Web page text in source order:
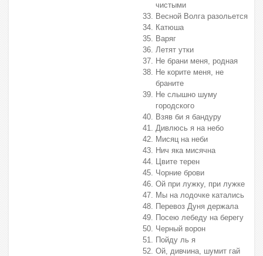
чистыми
Весной Волга разольется
Катюша
Варяг
Летят утки
Не брани меня, родная
Не корите меня, не
браните
Не слышно шуму
городского
Взяв би я бандуру
Дивлюсь я на небо
Мисяц на неби
Нич яка мисячна
Цвите терен
Чорние брови
Ой при лужку, при лужке
Мы на лодочке катались
Перевоз Дуня держала
Посею лебеду на берегу
Черный ворон
Пойду ль я
Ой, дивчина, шумит гай